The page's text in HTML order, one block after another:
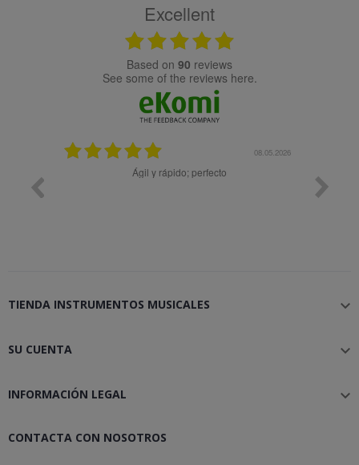
Excellent
based on 90 reviews
see some of the reviews here.
08.05.2026
Muy bien
TIENDA INSTRUMENTOS MUSICALES 
SU CUENTA 
INFORMACIÓN LEGAL 
CONTACTA CON NOSOTROS